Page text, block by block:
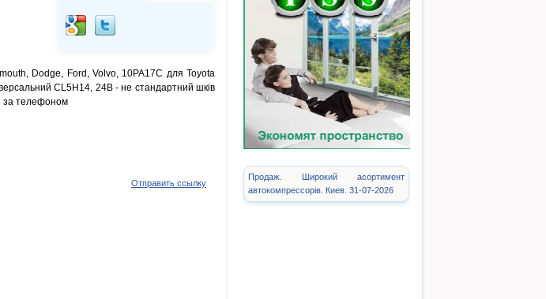
Dodge, Ford, Volvo, 10PA17C для Toyota
CL5H14, 24В - не стандартний шків
за телефоном
Отправить ссылку
Продаж. Широкий асортимент
автокомпрессорів. Киев. 31-07-2026